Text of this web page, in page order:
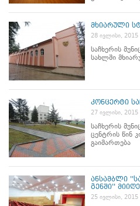
მხიარული
28 ივლისი, 2015
საჩხერის
სახლში
კონცერტი
27 ივლისი, 2015
საჩხერის
ცენტრის წინ
გაიმართება
ანსამბლი
გენში''
25 ივლისი, 2015